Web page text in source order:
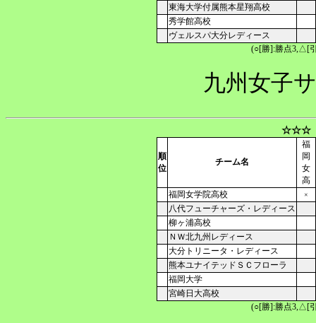
東海大学付属熊本星翔高校
秀学館高校
ヴェルスパ大分レディース
(○[勝]:勝点3,△[
九州女子
☆☆☆
順
位
チーム名
福
岡
女
高
福岡女学院高校
×
八代フューチャーズ・レディース
柳ヶ浦高校
ＮＷ北九州レディース
大分トリニータ・レディース
熊本ユナイテッドＳＣフローラ
福岡大学
宮崎日大高校
(○[勝]:勝点3,△[